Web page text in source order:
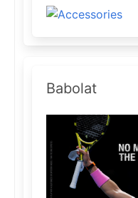
Babolat